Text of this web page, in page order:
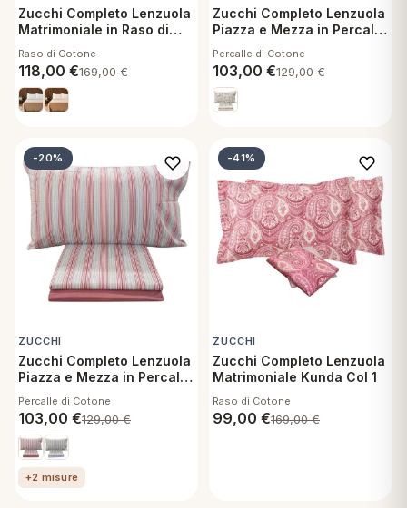
Zucchi Completo Lenzuola
Matrimoniale in Raso di
Raso di Cotone
118,00 €169,00€
Zucchi Completo Lenzuola
Piazza e Mezza in Percalle
Percalle di Cotone
103,00 €129,00€
-20%
ZUCCHI
Zucchi Completo Lenzuola
Piazza e Mezza in Percalle
Percalle di Cotone
103,00 €129,00€
+2 misure
-41%
ZUCCHI
Zucchi Completo Lenzuola
Matrimoniale Kunda Col 1
Raso di Cotone
99,00 €169,00€